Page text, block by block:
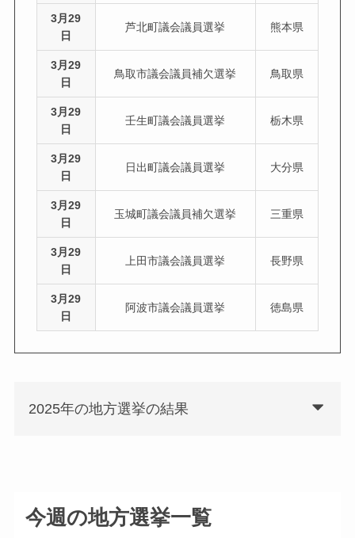
3月29
日
芦北町議会議員選挙 熊本県
3月29
日
鳥取市議会議員補欠選挙 鳥取県
3月29
日
壬生町議会議員選挙 栃木県
3月29
日
日出町議会議員選挙 大分県
3月29
日
玉城町議会議員補欠選挙 三重県
3月29
日
上田市議会議員選挙 長野県
3月29
日
阿波市議会議員選挙 徳島県
2025年の地方選挙の結果
今週の地方選挙一覧